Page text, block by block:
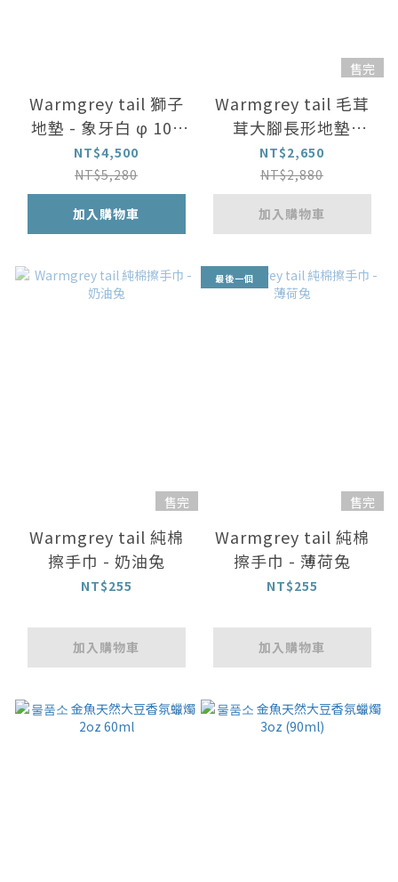
Warmgrey tail 獅子
地墊 - 象牙白 φ 100
cm
NT$4,500
NT$5,280
加入購物車
售完
Warmgrey tail 毛茸
茸大腳長形地墊
140*45 cm
NT$2,650
NT$2,880
加入購物車
售完
Warmgrey tail 純棉
擦手巾 - 奶油兔
NT$255
加入購物車
最後一個
售完
Warmgrey tail 純棉
擦手巾 - 薄荷兔
NT$255
加入購物車